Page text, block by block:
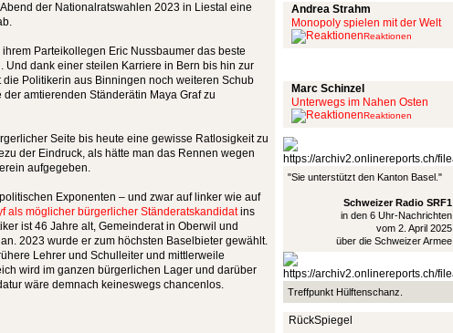
der Nationalratswahlen 2023 in Liestal eine
Parteikollegen Eric Nussbaumer das beste
Und dank einer steilen Karriere in Bern bis hin zur
Politikerin aus Binningen noch weiteren Schub
amtierenden Ständerätin Maya Graf zu
Seite bis heute eine gewisse Ratlosigkeit zu
der Eindruck, als hätte man das Rennen wegen
aufgegeben.
Exponenten – und zwar auf linker wie auf
als möglicher bürgerlicher Ständeratskandidatins
ist 46 Jahre alt, Gemeinderat in Oberwil und
2023 wurde er zum höchsten Baselbieter gewählt.
Lehrer und Schulleiter und mittlerweile
wird im ganzen bürgerlichen Lager und darüber
wäre demnach keineswegs chancenlos.
Andrea Strahm
Monopoly spielen mit der Welt
Reaktionen
Marc Schinzel
Unterwegs im Nahen Osten
Reaktionen
"Sie unterstützt den Kanton Basel."
Schweizer Radio SRF1
in den 6 Uhr-Nachrichten
vom 2. April 2025
über die Schweizer Armee
Treffpunkt Hülftenschanz.
RückSpiegel